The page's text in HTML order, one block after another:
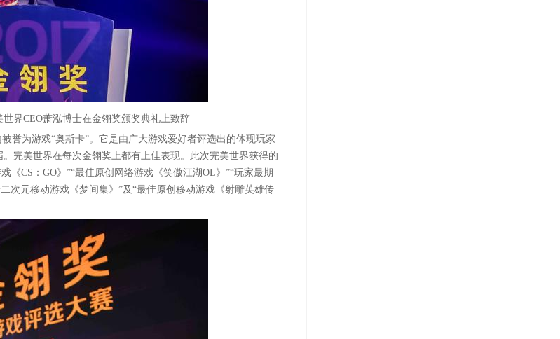
界CEO萧泓博士在金翎奖颁奖典礼上致辞
誉为游戏“奥斯卡”。它是由广大游戏爱好者评选出的体现玩家
完美世界在每次金翎奖上都有上佳表现。此次完美世界获得的
《CS：GO》”“最佳原创网络游戏《笑傲江湖OL》”“玩家最期
次元移动游戏《梦间集》”及“最佳原创移动游戏《射雕英雄传